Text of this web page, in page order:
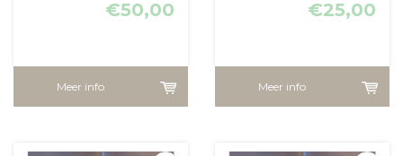
€50,00
Meer info
€25,00
Meer info